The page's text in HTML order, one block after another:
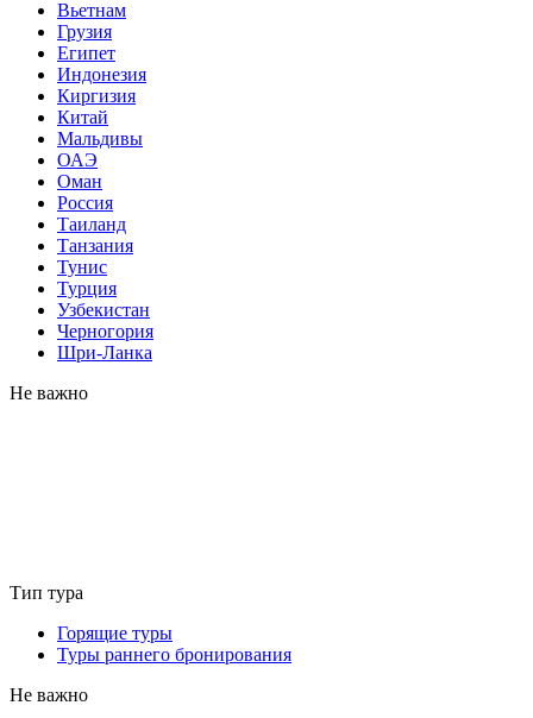
Вьетнам
Грузия
Египет
Индонезия
Киргизия
Китай
Мальдивы
ОАЭ
Оман
Россия
Таиланд
Танзания
Тунис
Турция
Узбекистан
Черногория
Шри-Ланка
Не важно
Тип тура
Горящие туры
Туры раннего бронирования
Не важно